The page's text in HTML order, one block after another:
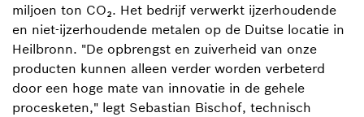
miljoen ton CO₂. Het bedrijf verwerkt ijzerhoudende
en niet-ijzerhoudende metalen op de Duitse locatie in
Heilbronn. "De opbrengst en zuiverheid van onze
producten kunnen alleen verder worden verbeterd
door een hoge mate van innovatie in de gehele
procesketen," legt Sebastian Bischof, technisch